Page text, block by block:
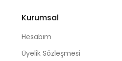
Kurumsal
Hesabım
Üyelik Sözleşmesi